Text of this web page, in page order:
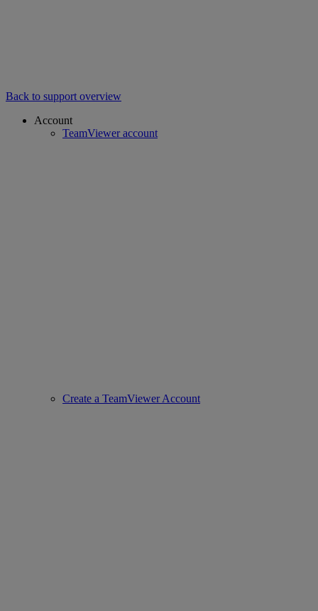
Back to support overview
Account
TeamViewer account
Create a TeamViewer Account